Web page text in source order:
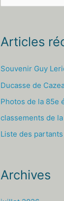
e
h
e
r
Articles
Souvenir Guy
Ducasse de
Photos de la 85e
classements de
Liste des
Archives